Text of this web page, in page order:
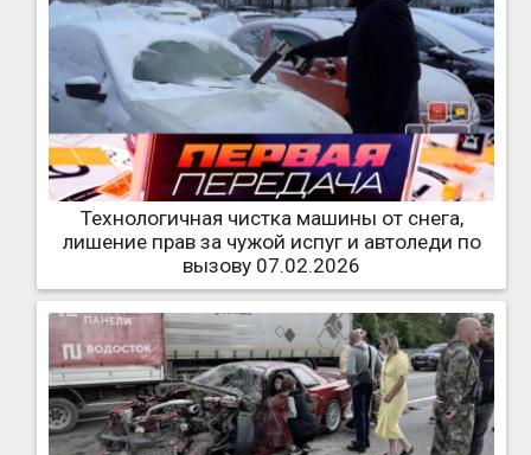
Технологичная чистка машины от снега,
лишение прав за чужой испуг и автоледи по
вызову 07.02.2026